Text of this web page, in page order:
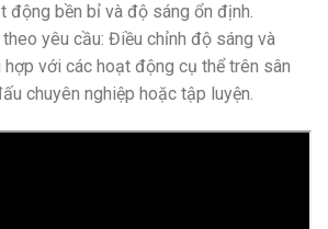
động bền bỉ và độ sáng ổn định.
yêu cầu: Điều chỉnh độ sáng và
hợp với các hoạt động cụ thể trên sân
chuyên nghiệp hoặc tập luyện.